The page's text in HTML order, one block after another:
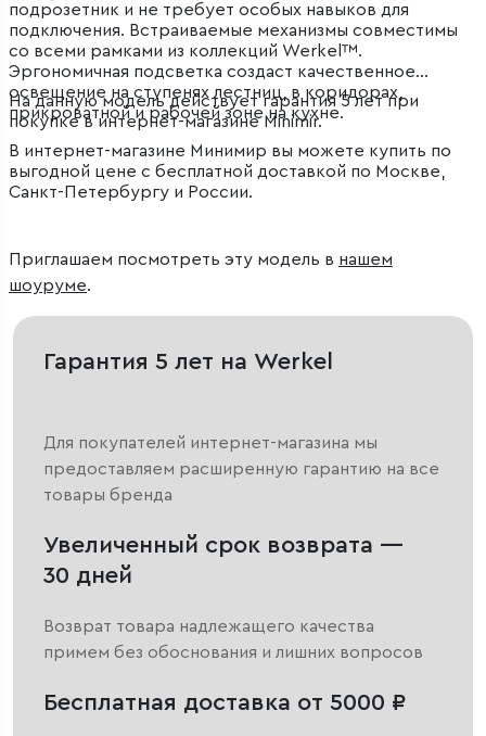
подрозетник и не требует особых навыков для
подключения. Встраиваемые механизмы совместимы
со всеми рамками из коллекций Werkel™.
Эргономичная подсветка создаст качественное
освещение на ступенях лестниц, в коридорах,
прикроватной и рабочей зоне на кухне.
На данную модель действует гарантия 5 лет при
покупке в интернет-магазине Minimir.
В интернет-магазине Минимир вы можете купить по
выгодной цене с бесплатной доставкой по Москве,
Санкт-Петербургу и России.
Приглашаем посмотреть эту модель в нашем
шоуруме.
Гарантия 5 лет на Werkel
Для покупателей интернет-магазина мы
предоставляем расширенную гарантию на все
товары бренда
Увеличенный срок возврата —
30 дней
Возврат товара надлежащего качества
примем без обоснования и лишних вопросов
Бесплатная доставка от 5000 ₽